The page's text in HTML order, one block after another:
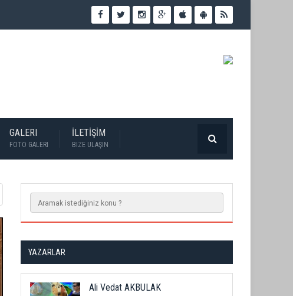
GALERI
FOTO GALERI
İLETİŞİM
BIZE ULAŞIN
YAZARLAR
Ali Vedat AKBULAK